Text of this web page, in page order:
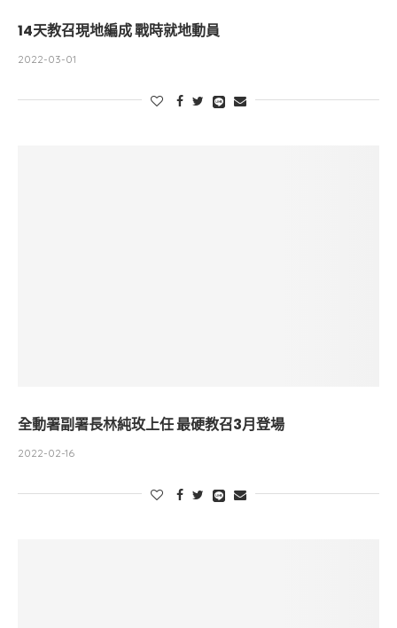
14天教召現地編成 戰時就地動員
2022-03-01
全動署副署長林純玫上任 最硬教召3月登場
2022-02-16